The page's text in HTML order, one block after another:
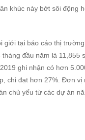
khúc này bớt sôi động
giới tại báo cáo thị
đầu năm là 11,855
ghi nhận có hơn
chỉ đạt hơn 27%. Đơn
chủ yếu từ các dự án